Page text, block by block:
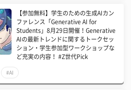
【参加無料】学生のための生成AIカン
ファレンス「Generative AI for
Students」8月29日開催！Generative
AIの最新トレンドに関するトークセッ
ション・学生参加型ワークショップな
ど充実の内容！ #Z世代Pick
#AI